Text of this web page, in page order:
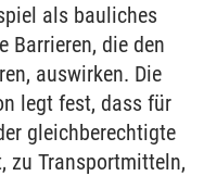
als bauliches
Barrieren, die den
auswirken. Die
legt fest, dass für
gleichberechtigte
zu Transportmitteln,